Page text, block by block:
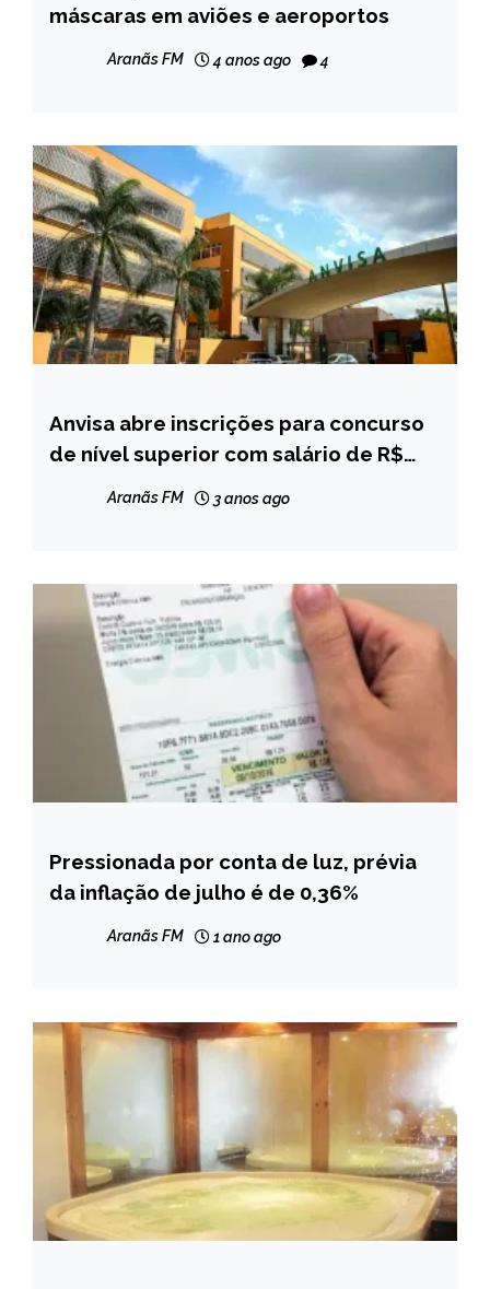
NOTÍCIAS
máscaras em aviões e aeroportos
Aranãs FM 4 anos ago 4
BRASIL
NOTÍCIAS
Anvisa abre inscrições para concurso
de nível superior com salário de R$
Aranãs FM 3 anos ago
BRASIL
NOTÍCIAS
Pressionada por conta de luz, prévia
da inflação de julho é de 0,36%
Aranãs FM 1 ano ago